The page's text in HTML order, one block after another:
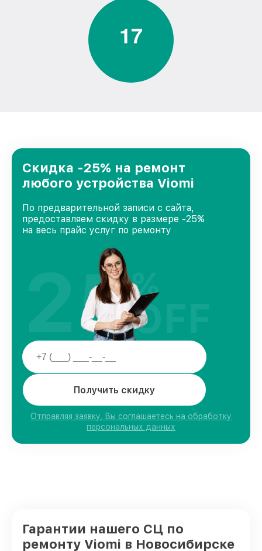
17
Скидка -25% на ремонт
любого устройства Viomi
По предварительной записи с сайта,
предоставляем скидку в размере -25%
на весь прайс услуг по ремонту
Получить скидку
Отправляя заявку, Вы соглашаетесь на обработку
персональных данных
25%
OFF
Гарантии нашего СЦ по
ремонту Viomi в Новосибирске